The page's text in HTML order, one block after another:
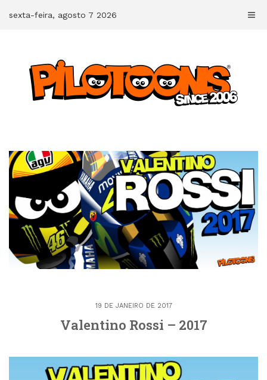
sexta-feira, agosto 7 2026
19 DE JANEIRO DE 2017
Valentino Rossi – 2017